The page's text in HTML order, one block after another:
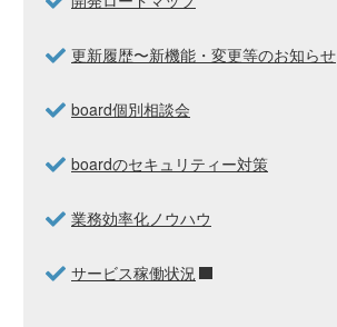
更新履歴〜新機能・変更等のお知らせ
board個別相談会
boardのセキュリティー対策
業務効率化ノウハウ
サービス稼働状況